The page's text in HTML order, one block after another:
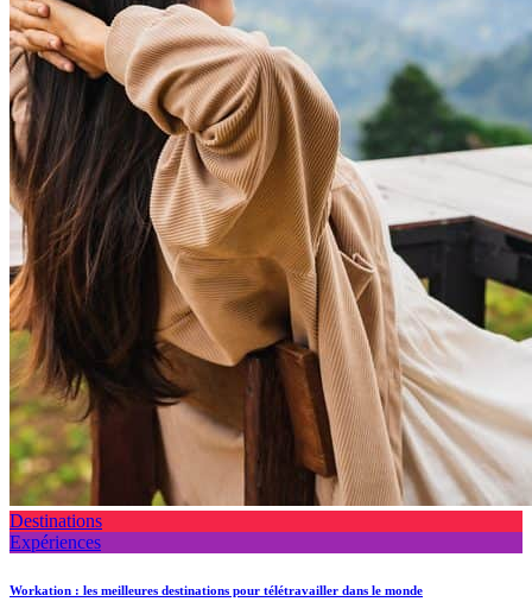
Destinations
Expériences
Workation : les meilleures destinations pour télétravailler dans le monde